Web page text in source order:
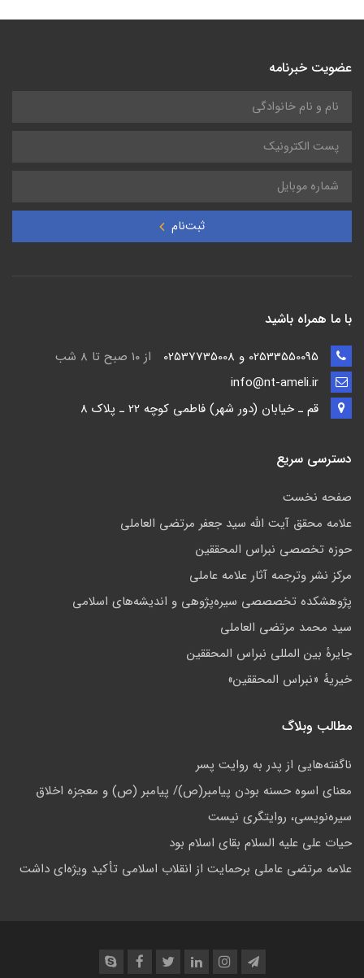
عضویت خبرنامه
ثبت‌نام
با ما همراه باشید
از ۱۰ صبح تا ۸ شب
قم ـ خيابان (دور شهر) فاطمي كوچه 22 ـ پلاک 8
دسترسی سریع
صفحه نخست
علامه محقق آیت الله سید جعفر مرتضی العاملی
حوزه تخصصی نبراس المحققین
مركز نشر وترجمه آثار علامه عاملی
پژوهشكده تخصصصى سیره‌پژوهی و اندیشه‌های اسلامی
سید محمد مرتضی العاملی
جايرهٔ بین المللی نبراس المحققین
خيريهٔ «نبراس المحققين»
مطالب وبلاگ
ناگفته‌هایی از پدر به روایت پسر
معنای اسوه حسنه بودن پیامبر(ص)/ پیامبر (ص) و معجزه اخلاق
سیره­‌نویسی، روایتگری نیست
حيات علی عليه السلام بقاى اسلام بود
علامه مرتضی عاملی برحمایت از انقلاب اسلامی تأکید ویژه‌ای داشت